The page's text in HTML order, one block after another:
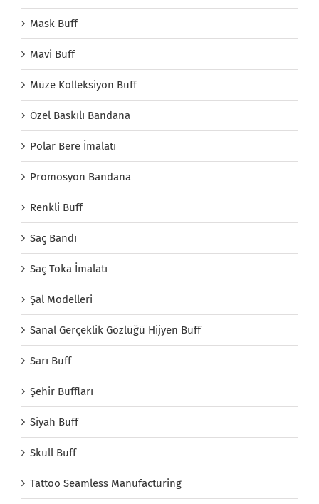
Mask Buff
Mavi Buff
Müze Kolleksiyon Buff
Özel Baskılı Bandana
Polar Bere İmalatı
Promosyon Bandana
Renkli Buff
Saç Bandı
Saç Toka İmalatı
Şal Modelleri
Sanal Gerçeklik Gözlüğü Hijyen Buff
Sarı Buff
Şehir Buffları
Siyah Buff
Skull Buff
Tattoo Seamless Manufacturing